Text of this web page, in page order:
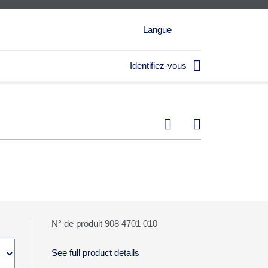
Langue
Identifiez-vous 
 
N° de produit 908 4701 010
See full product details